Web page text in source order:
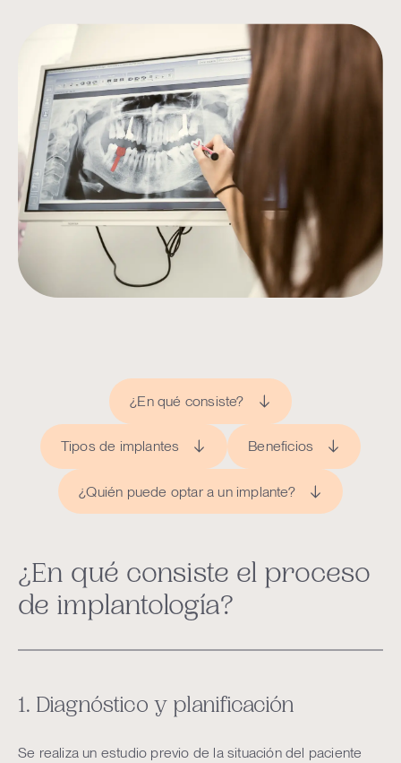
¿En qué consiste?
Tipos de implantes Beneficios
¿Quién puede optar a un implante?
¿En qué consiste el proceso
de implantología?
1. Diagnóstico y planificación
Se realiza un estudio previo de la situación del paciente